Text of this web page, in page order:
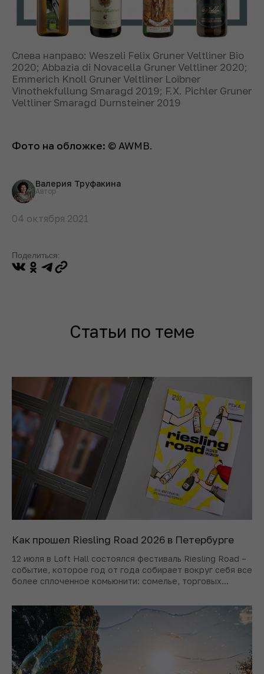
Слева направо: Weszeli Felix Gruner Veltliner Bio
2020; Abbazia di Novacella Gruner Veltliner 2020;
Emmerich Knoll Gruner Veltliner Loibner
Vinothekfullung Smaragd 2019; F.X. Pichler Gruner
Veltliner Smaragd Durnsteiner 2019
Фото на обложке: © AWMB.
Валерия Труфакина
Автор
04 октября 2021
Поделиться:
Статьи по теме
Как прошел Riesling Road 2026 в Петербурге
12 июля в Loft Hall состоялся фестиваль Riesling Road –
событие, которое год от года собирает вокруг себя все
более сплоченное комьюнити: сомелье, торговых
поклонников рислинга.